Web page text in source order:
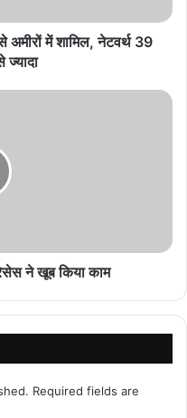
लेकर बवाल, हिंदू रीति-रिवाज से
में शामिल, नेटवर्थ 39
ने खूब किया काम
Required fields are